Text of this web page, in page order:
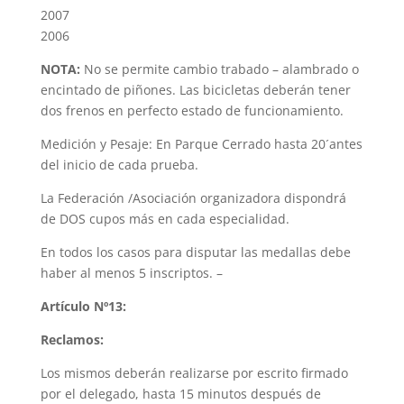
2007
2006
NOTA: No se permite cambio trabado – alambrado o
encintado de piñones. Las bicicletas deberán tener
dos frenos en perfecto estado de funcionamiento.
Medición y Pesaje: En Parque Cerrado hasta 20´antes
del inicio de cada prueba.
La Federación /Asociación organizadora dispondrá
de DOS cupos más en cada especialidad.
En todos los casos para disputar las medallas debe
haber al menos 5 inscriptos. –
Artículo Nº13:
Reclamos:
Los mismos deberán realizarse por escrito firmado
por el delegado, hasta 15 minutos después de